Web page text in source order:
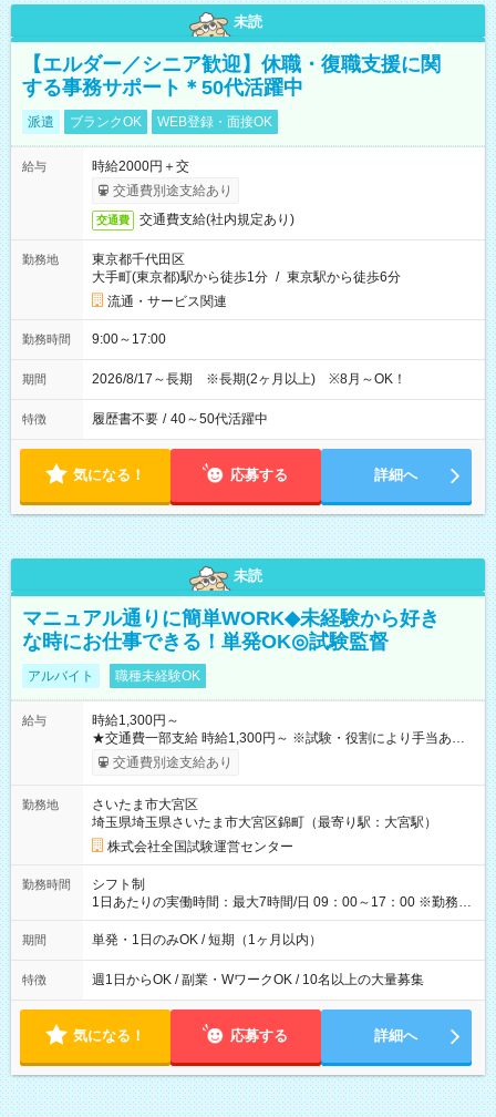
未読
【エルダー／シニア歓迎】休職・復職支援に関
する事務サポート＊50代活躍中
派遣 ブランクOK WEB登録・面接OK
給与
時給2000円＋交
交通費別途支給あり
交通費 交通費支給(社内規定あり)
勤務地
東京都千代田区
大手町(東京都)駅から徒歩1分 / 東京駅から徒歩6分
流通・サービス関連
勤務時間 9:00～17:00
期間 2026/8/17～長期 ※長期(2ヶ月以上) ※8月～OK！
特徴 履歴書不要 / 40～50代活躍中
気になる！ 応募する 詳細へ
未読
マニュアル通りに簡単WORK◆未経験から好き
な時にお仕事できる！単発OK◎試験監督
アルバイト 職種未経験OK
給与
時給1,300円～
★交通費一部支給 時給1,300円～ ※試験・役割により手当あり
※勤務回数により昇給あり 【即給（前払い）オプションあ
り！】 希望される場合、勤務から1週間ほどで給与の一部を受け
例】 ・河合塾模擬試験 8:30～17:30（休憩1時間） 時給1,300円
×8時間＝日収10,400円＋交通費 ※当日の役割により時給＋100
円の場合あり ・国家試験 7:00～13:30（休憩なし） 時給1,300
円（役割手当＋100円）×6時間＝日収8,400円＋交通費 【試用期
間】試用期間なし
交通費別途支給あり
勤務地
さいたま市大宮区
埼玉県埼玉県さいたま市大宮区錦町（最寄り駅：大宮駅）
株式会社全国試験運営センター
勤務時間
シフト制
1日あたりの実働時間：最大7時間/日 09：00～17：00 ※勤務時
間は 試験により異なります。
期間 単発・1日のみOK / 短期（1ヶ月以内）
特徴 週1日からOK / 副業・WワークOK / 10名以上の大量募集
気になる！ 応募する 詳細へ